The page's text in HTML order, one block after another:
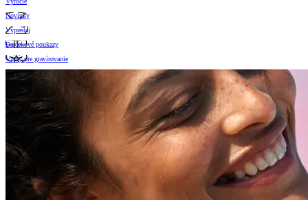
Novinky
Výpredaj
Darčekové poukazy
Vzory pre gravírovanie